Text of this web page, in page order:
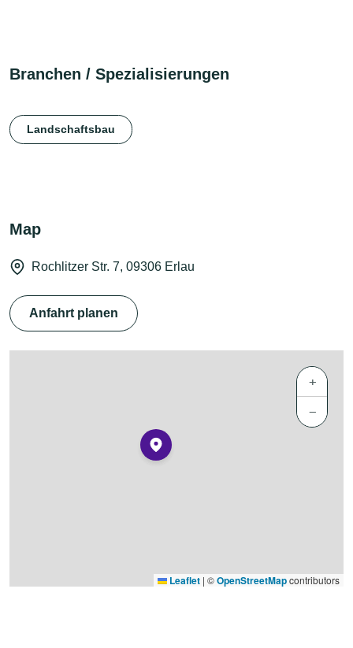
Branchen / Spezialisierungen
Landschaftsbau
Map
Rochlitzer Str. 7, 09306 Erlau
Anfahrt planen
+
−
Leaflet | ©OpenStreetMapcontributors